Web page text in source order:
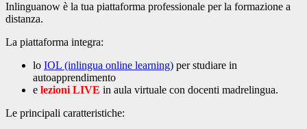
Inlinguanow è la tua piattaforma professionale per la formazione a
distanza.
La piattaforma integra:
lo IOL (inlingua online learning) per studiare in
autoapprendimento
e lezioni LIVE in aula virtuale con docenti madrelingua.
Le principali caratteristiche: